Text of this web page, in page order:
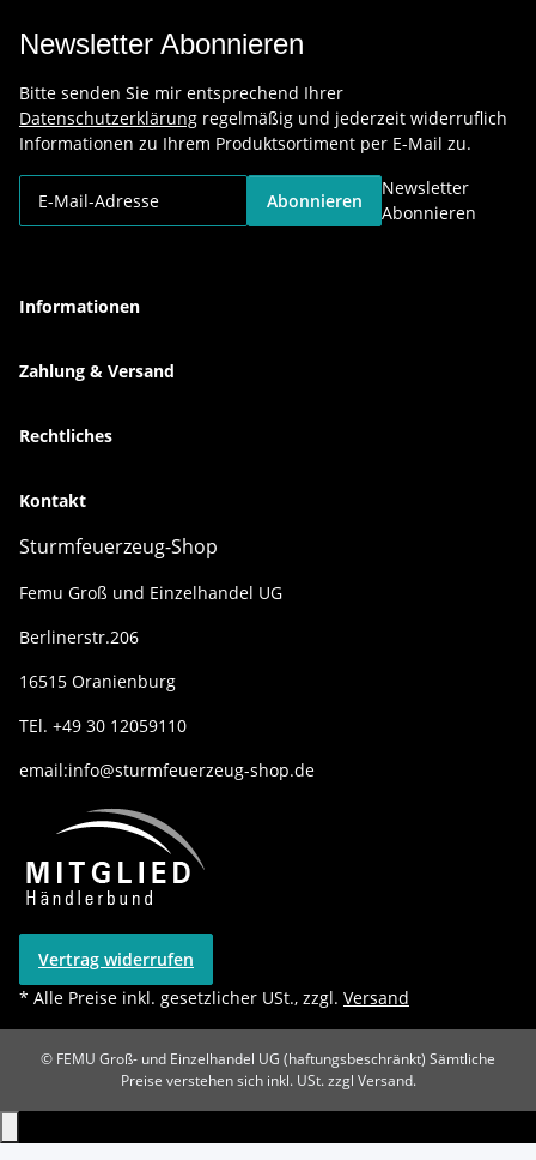
Newsletter Abonnieren
Bitte senden Sie mir entsprechend Ihrer
Datenschutzerklärung regelmäßig und jederzeit widerruflich
Informationen zu Ihrem Produktsortiment per E-Mail zu.
Abonnieren
Newsletter
Abonnieren
Informationen
Zahlung & Versand
Rechtliches
Kontakt
Sturmfeuerzeug-Shop
Femu Groß und Einzelhandel UG
Berlinerstr.206
16515 Oranienburg
TEl. +49 30 12059110
email:info@sturmfeuerzeug-shop.de
Vertrag widerrufen
* Alle Preise inkl. gesetzlicher USt., zzgl. Versand
© FEMU Groß- und Einzelhandel UG (haftungsbeschränkt) Sämtliche
Preise verstehen sich inkl. USt. zzgl Versand.